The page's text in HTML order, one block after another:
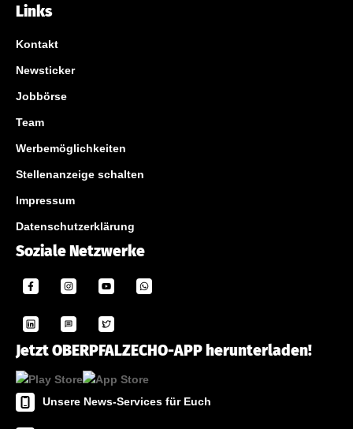
Links
Kontakt
Newsticker
Jobbörse
Team
Werbemöglichkeiten
Stellenanzeige schalten
Impressum
Datenschutzerklärung
Soziale Netzwerke
Jetzt OBERPFALZECHO-APP herunterladen!
Unsere News-Services für Euch